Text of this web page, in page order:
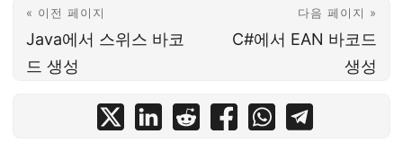
« 이전 페이지
Java에서 스위스 바코
드 생성
다음 페이지 »
C#에서 EAN 바코드
생성